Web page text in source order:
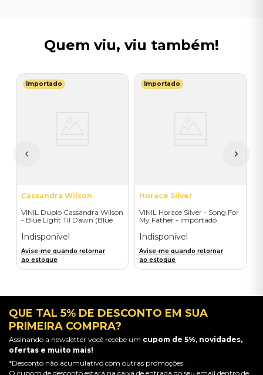
Quem viu, viu também!
Importado
Cassandra Wilson
VINIL Duplo Cassandra Wilson
- Blue Light Til Dawn (Blue
Indisponível
Avise-me quando retornar
ao estoque
Importado
Horace Silver
VINIL Horace Silver - Song For
My Father - Importado
Indisponível
Avise-me quando retornar
ao estoque
QUE TAL 5% DE DESCONTO EM SUA
PRIMEIRA COMPRA?
Assinando a newsletter você recebe um cupom de 5%, novidades,
ofertas e muito mais!
*Desconto não acumulativo com outras promoções.
O cupom de desconto estará na caixa de entrada do seu email dentro de